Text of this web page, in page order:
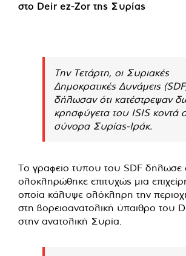
στο Deir ez-Zor της Συρίας
Την Τετάρτη, οι Συριακές
Δημοκρατικές Δυνάμεις
δήλωσαν ότι κατέστρεψαν
κρησφύγετα του ISIS κοντά
σύνορα Συρίας-Ιράκ.
Το γραφείο τύπου του SDF δήλωσε
ολοκληρώθηκε επιτυχώς μια
οποία κάλυψε ολόκληρη την
στη βορειοανατολική ύπαιθρο του
στην ανατολική Συρία.